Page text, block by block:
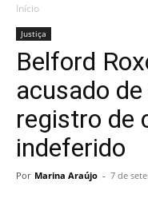
Início
Justiça
Belford
acusado
registro de
indeferido
Por Marina Araújo - 7 de